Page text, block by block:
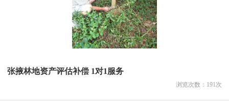
张掖林地资产评估补偿 1对1服务
浏览次数： 191 次